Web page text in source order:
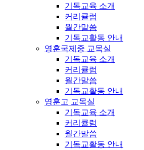
기독교육 소개
커리큘럼
월간말씀
기독교활동 안내
영훈국제중 교목실
기독교육 소개
커리큘럼
월간말씀
기독교활동 안내
영훈고 교목실
기독교육 소개
커리큘럼
월간말씀
기독교활동 안내